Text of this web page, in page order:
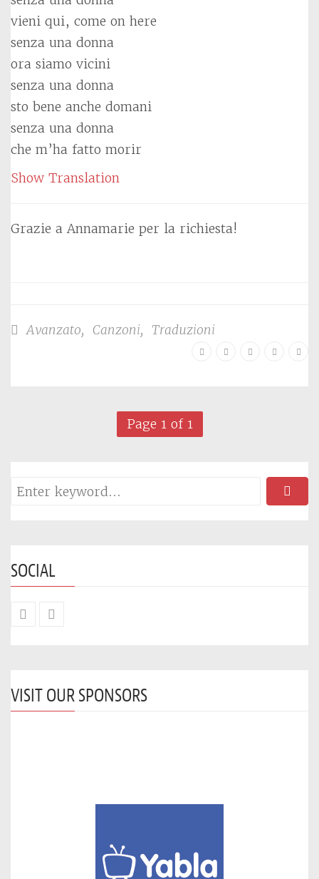
vieni qui, come on here
senza una donna
ora siamo vicini
senza una donna
sto bene anche domani
senza una donna
che m’ha fatto morir
Show Translation
Grazie a Annamarie per la richiesta!
Avanzato, Canzoni, Traduzioni
Page 1 of 1
SOCIAL
VISIT OUR SPONSORS